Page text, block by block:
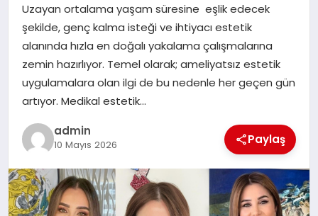
SIYASET
SPOR
TEKNOLOJI
YAŞAM
Uzayan ortalama yaşam süresine eşlik edecek
şekilde, genç kalma isteği ve ihtiyacı estetik
alanında hızla en doğalı yakalama çalışmalarına
zemin hazırlıyor. Temel olarak; ameliyatsız estetik
uygulamalara olan ilgi de bu nedenle her geçen gün
artıyor. Medikal estetik…
admin
10 Mayıs 2026 Paylaş